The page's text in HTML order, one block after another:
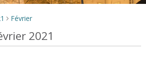
> Février
2021